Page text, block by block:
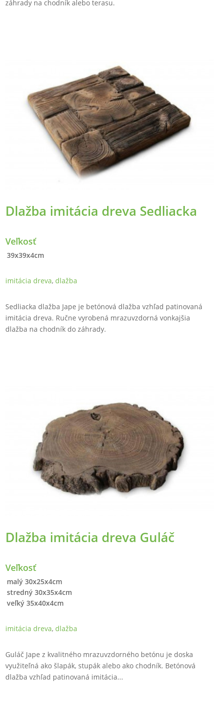
záhrady na chodník alebo terasu.
Dlažba imitácia dreva Sedliacka
Veľkosť
39x39x4cm
imitácia dreva,dlažba
Sedliacka dlažba Jape je betónová dlažba vzhľad patinovaná
imitácia dreva. Ručne vyrobená mrazuvzdorná vonkajšia
dlažba na chodník do záhrady.
Dlažba imitácia dreva Guláč
Veľkosť
malý 30x25x4cm
stredný 30x35x4cm
veľký 35x40x4cm
imitácia dreva,dlažba
Guláč Jape z kvalitného mrazuvzdorného betónu je doska
využiteľná ako šlapák, stupák alebo ako chodník. Betónová
dlažba vzhľad patinovaná imitácia...